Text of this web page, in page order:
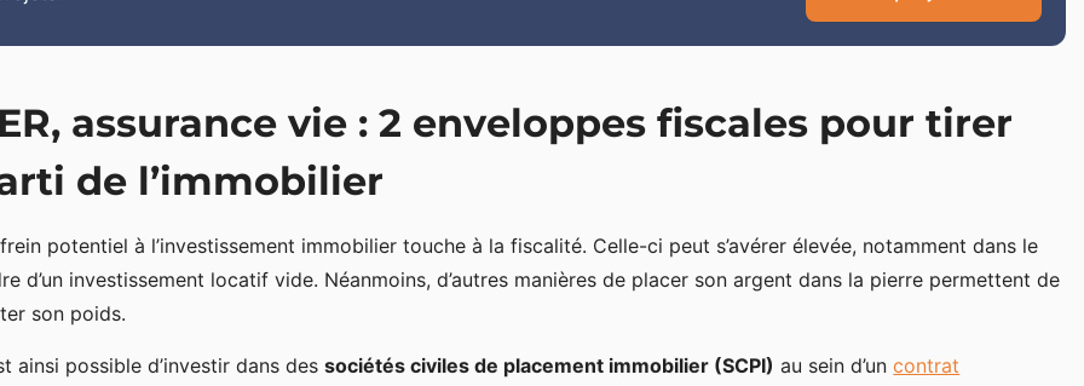
assurance vie : 2 enveloppes fiscales pour tirer
de l’immobilier
potentiel à l’investissement immobilier touche à la fiscalité. Celle-ci peut s’avérer élevée, notamment dans le
d’un investissement locatif vide. Néanmoins, d’autres manières de placer son argent dans la pierre permettent de
son poids.
ainsi possible d’investir dans dessociétés civiles de placement immobilier (SCPI) au sein d’uncontrat